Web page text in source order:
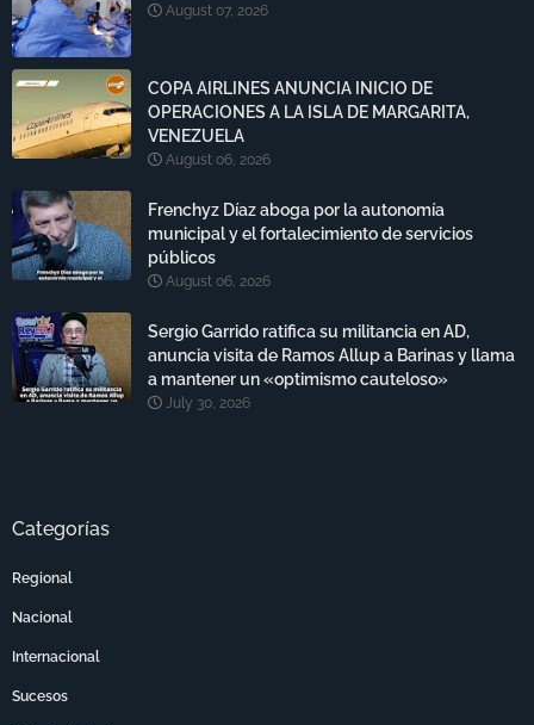
August 07, 2026
COPA AIRLINES ANUNCIA INICIO DE
OPERACIONES A LA ISLA DE MARGARITA,
VENEZUELA
August 06, 2026
Frenchyz Díaz aboga por la autonomía
municipal y el fortalecimiento de servicios
públicos
August 06, 2026
Sergio Garrido ratifica su militancia en AD,
anuncia visita de Ramos Allup a Barinas y llama
a mantener un «optimismo cauteloso»
July 30, 2026
Categorías
Regional
Nacional
Internacional
Sucesos